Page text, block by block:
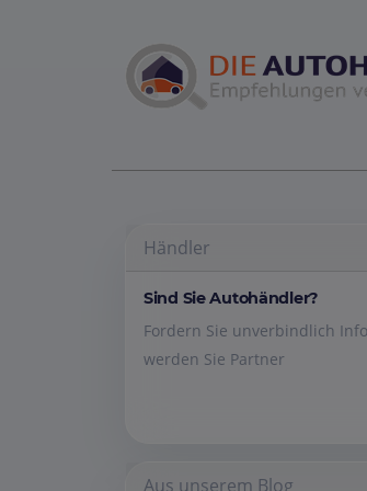
Händler
Sind Sie Autohändler?
Fordern Sie unverbindlich
werden Sie Partner
Aus unserem Blog